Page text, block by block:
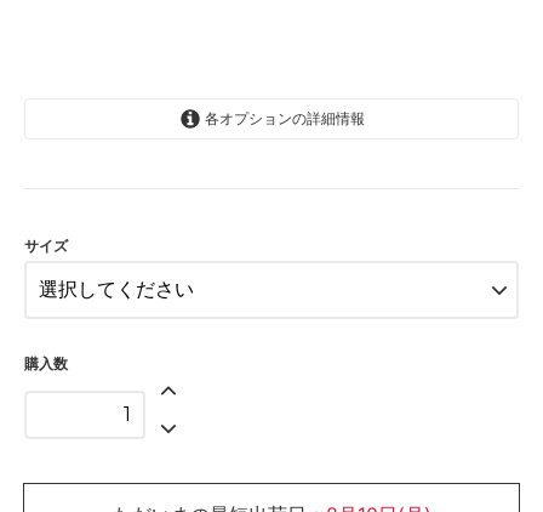
各オプションの詳細情報
サイズ
購入数